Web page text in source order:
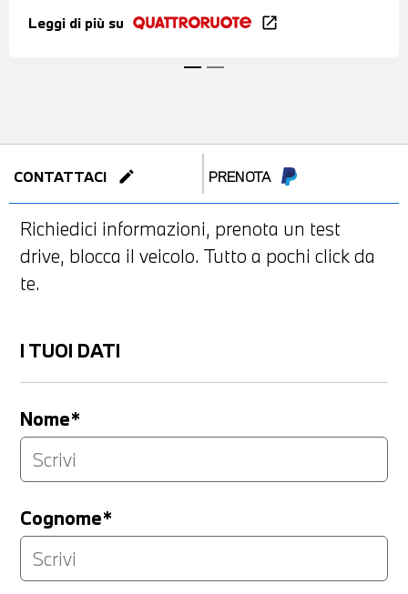
Leggi di più su open_in_new
CONTATTACI edit PRENOTA
Richiedici informazioni, prenota un test
drive, blocca il veicolo. Tutto a pochi click da
te.
I TUOI DATI
Nome*
Cognome*